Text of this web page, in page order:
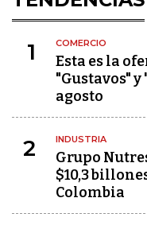
1 COMERCIO
Esta es la
"Gustavos" y
agosto
2 INDUSTRIA
Grupo
$10,3
Colombia